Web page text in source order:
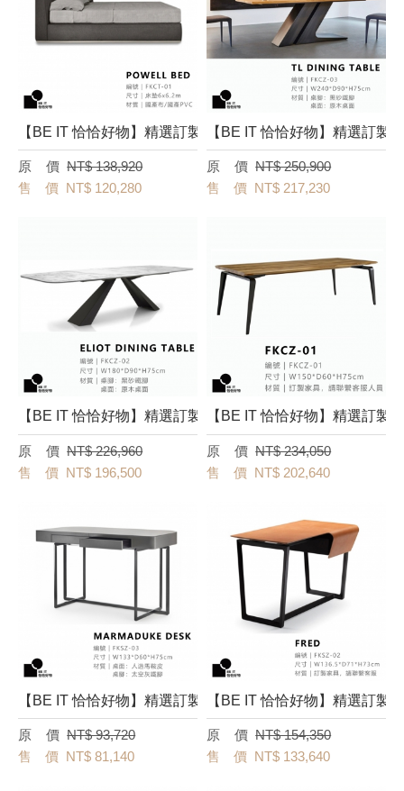
【BE IT 恰恰好物】精選訂製床台－[Powell Bed] FKCT-01(
NT$ 138,920
NT$ 120,280
【BE IT 恰恰好物】精選訂製
NT$ 250,900
NT$ 217,230
【BE IT 恰恰好物】精選訂製餐桌－[ELIOT DINING
NT$ 226,960
NT$ 196,500
【BE IT 恰恰好物】精選訂製
NT$ 234,050
NT$ 202,640
【BE IT 恰恰好物】精選訂製書桌－[Marmaduke Desk]
NT$ 93,720
NT$ 81,140
【BE IT 恰恰好物】精選訂製
NT$ 154,350
NT$ 133,640